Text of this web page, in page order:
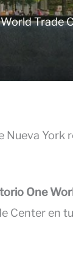
Trade
Nueva York
One
Center en